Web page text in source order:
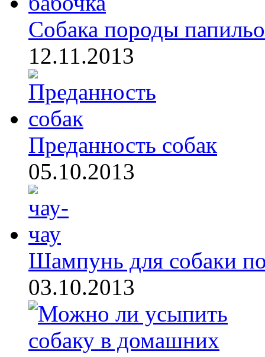
Собака породы
12.11.2013
Преданность собак
05.10.2013
Шампунь для собаки
03.10.2013